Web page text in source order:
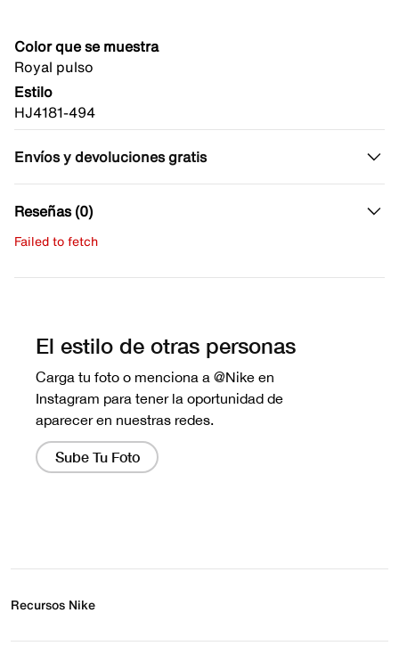
Color que se muestra
Royal pulso
Estilo
HJ4181-494
Envíos y devoluciones gratis
Reseñas (0)
Failed to fetch
Recursos Nike